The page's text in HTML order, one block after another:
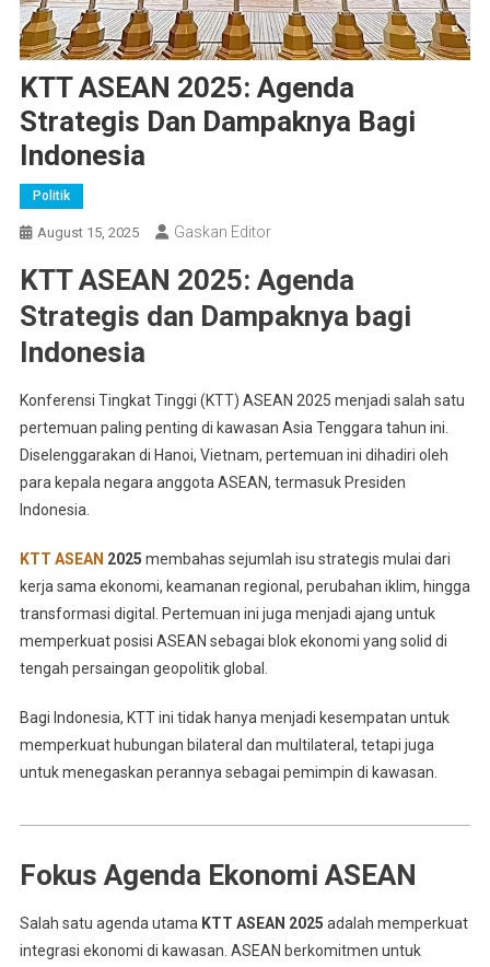
KTT ASEAN 2025: Agenda
Strategis Dan Dampaknya Bagi
Indonesia
Politik
August 15, 2025 Gaskan Editor
KTT ASEAN 2025: Agenda
Strategis dan Dampaknya bagi
Indonesia
Konferensi Tingkat Tinggi (KTT) ASEAN 2025 menjadi salah satu
pertemuan paling penting di kawasan Asia Tenggara tahun ini.
Diselenggarakan di Hanoi, Vietnam, pertemuan ini dihadiri oleh
para kepala negara anggota ASEAN, termasuk Presiden
Indonesia.
KTT ASEAN 2025 membahas sejumlah isu strategis mulai dari
kerja sama ekonomi, keamanan regional, perubahan iklim, hingga
transformasi digital. Pertemuan ini juga menjadi ajang untuk
memperkuat posisi ASEAN sebagai blok ekonomi yang solid di
tengah persaingan geopolitik global.
Bagi Indonesia, KTT ini tidak hanya menjadi kesempatan untuk
memperkuat hubungan bilateral dan multilateral, tetapi juga
untuk menegaskan perannya sebagai pemimpin di kawasan.
Fokus Agenda Ekonomi ASEAN
Salah satu agenda utama KTT ASEAN 2025 adalah memperkuat
integrasi ekonomi di kawasan. ASEAN berkomitmen untuk